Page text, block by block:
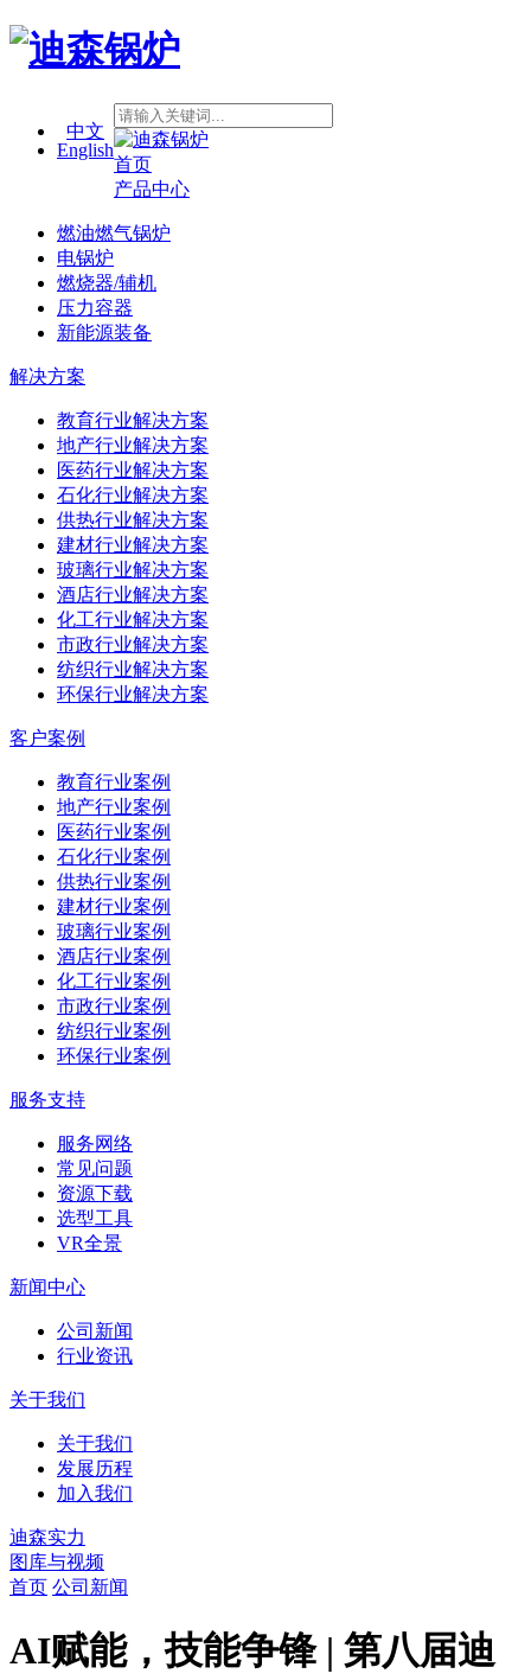
中文
English
首页
产品中心
燃油燃气锅炉
电锅炉
燃烧器/辅机
压力容器
新能源装备
解决方案
教育行业解决方案
地产行业解决方案
医药行业解决方案
石化行业解决方案
供热行业解决方案
建材行业解决方案
玻璃行业解决方案
酒店行业解决方案
化工行业解决方案
市政行业解决方案
纺织行业解决方案
环保行业解决方案
客户案例
教育行业案例
地产行业案例
医药行业案例
石化行业案例
供热行业案例
建材行业案例
玻璃行业案例
酒店行业案例
化工行业案例
市政行业案例
纺织行业案例
环保行业案例
服务支持
服务网络
常见问题
资源下载
选型工具
VR全景
新闻中心
公司新闻
行业资讯
关于我们
关于我们
发展历程
加入我们
迪森实力
图库与视频
首页 公司新闻
AI赋能，技能争锋 | 第八届迪